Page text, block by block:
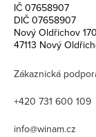
IČ 07658907
DIČ 07658907
Nový Oldřichov 170
47113 Nový
Zákaznická
+420 731 600 109
info@winam.cz